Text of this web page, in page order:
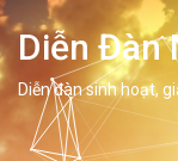
Diễn Đàn
Diễn đàn sinh hoạt,